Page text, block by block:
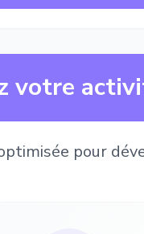
votre
pour